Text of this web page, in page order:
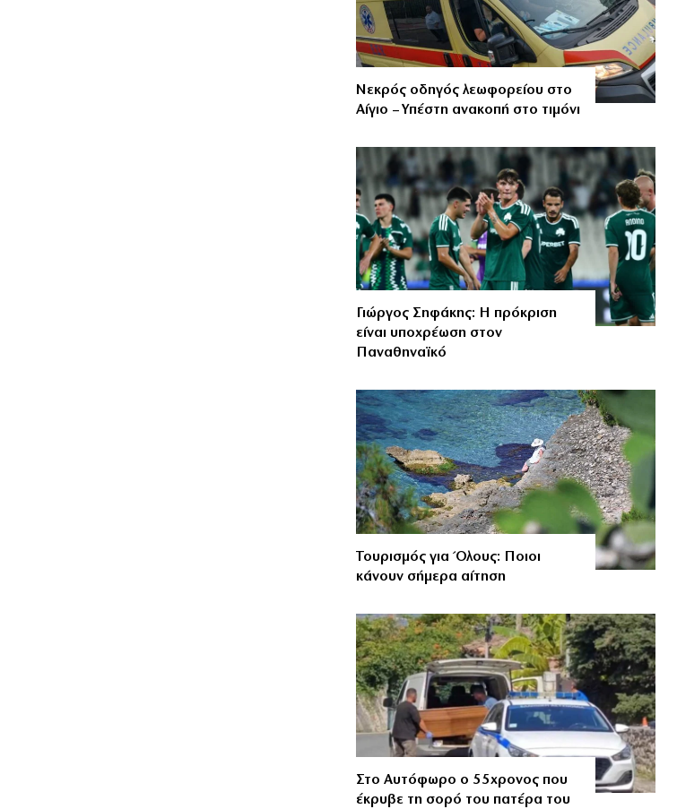
Νεκρός οδηγός λεωφορείου στο
Αίγιο – Υπέστη ανακοπή στο τιμόνι
Γιώργος Σηφάκης: Η πρόκριση
είναι υποχρέωση στον
Παναθηναϊκό
Τουρισμός για Όλους: Ποιοι
κάνουν σήμερα αίτηση
Στο Αυτόφωρο ο 55χρονος που
έκρυβε τη σορό του πατέρα του